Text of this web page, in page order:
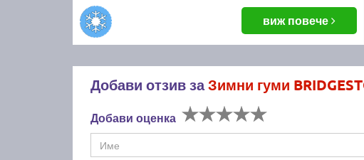
виж повече
Добави отзив заЗимни гуми
Добави оценка